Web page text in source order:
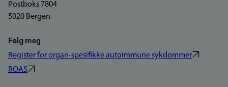
Postboks 7804
5020 Bergen
Følg meg
Register for organ-spesifikke autoimmune sykdommer
ROAS